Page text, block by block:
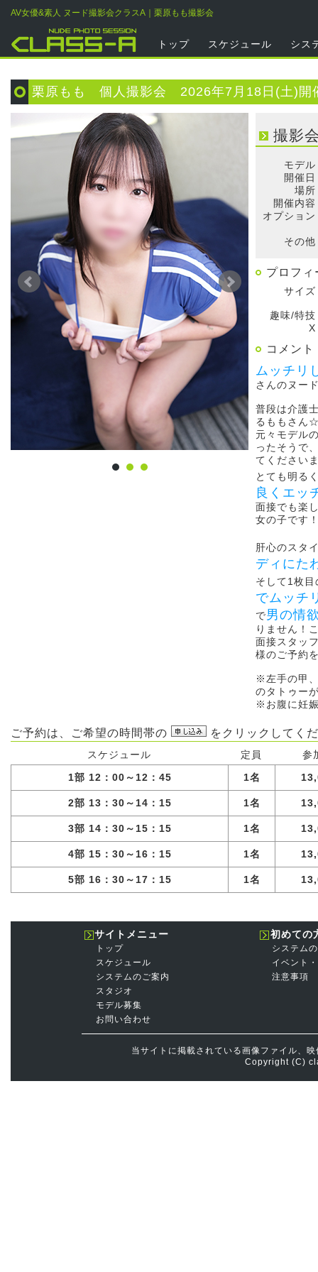
AV女優&素人 ヌード撮影会クラスA｜栗原もも撮影会
トップ スケジュール シス
栗原もも 個人撮影会 2026年7月18日(土)開
撮影
モデル
開催
場所
開催内容
オプション
その他
プロフィ
サイズ
趣味/特技
X
コメント
ムッチリ
さんのヌー
普段は介護
るももさん
元々モデル
ったそうで
てください
とても明る
良くエッ
面接でも楽
女の子です
肝心のスタ
ディにた
そして1枚
でムッチ
で男の情
りません！
面接スタッ
様のご予約
※左手の甲
のタトゥー
※お腹に妊
ご予約は、ご希望の時間帯の をクリックしてく
スケジュール 定員
参
1部 12：00～12：45
1名
2部 13：30～14：15 1名
3部 14：30～15：15 1名
4部 15：30～16：15 1名
5部 16：30～17：15 1名
サイトメニュー
トップ
スケジュール
システムのご案内
スタジオ
モデル募集
お問い合わせ
初めての
システム
イベント
注意事項
当サイトに掲載されている画像ファイル、
Copyright (C)